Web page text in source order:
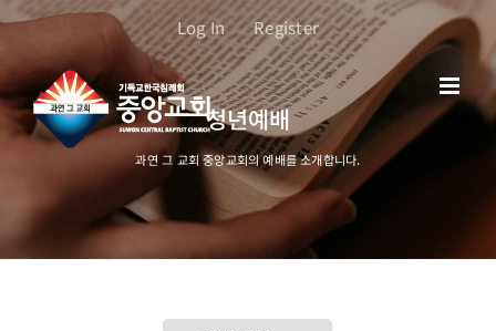
츠
로
건
너
Log In Register
청년예배
과연 그 교회 중앙교회의 예배를 소개합니다.